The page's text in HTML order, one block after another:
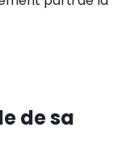
de sa